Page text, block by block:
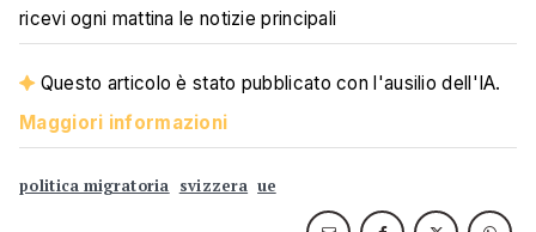
ricevi ogni mattina le notizie principali
Questo articolo è stato pubblicato con l'ausilio dell'IA.
Maggiori informazioni
politica migratoria svizzera ue